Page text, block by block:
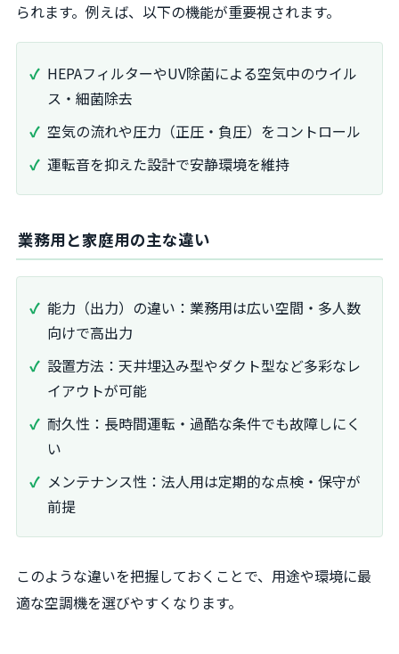
られます。例えば、以下の機能が重要視されます。
HEPAフィルターやUV除菌による空気中のウイル
ス・細菌除去
空気の流れや圧力（正圧・負圧）をコントロール
運転音を抑えた設計で安静環境を維持
業務用と家庭用の主な違い
能力（出力）の違い：業務用は広い空間・多人数
向けで高出力
設置方法：天井埋込み型やダクト型など多彩なレ
イアウトが可能
耐久性：長時間運転・過酷な条件でも故障しにく
い
メンテナンス性：法人用は定期的な点検・保守が
前提
このような違いを把握しておくことで、用途や環境に最
適な空調機を選びやすくなります。